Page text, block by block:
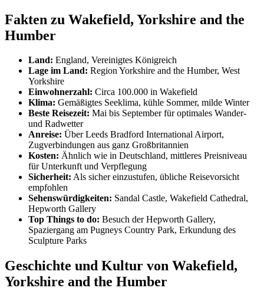
Fakten zu Wakefield, Yorkshire and the
Humber
Land: England, Vereinigtes Königreich
Lage im Land: Region Yorkshire and the Humber, West
Yorkshire
Einwohnerzahl: Circa 100.000 in Wakefield
Klima: Gemäßigtes Seeklima, kühle Sommer, milde Winter
Beste Reisezeit: Mai bis September für optimales Wander-
und Radwetter
Anreise: Über Leeds Bradford International Airport,
Zugverbindungen aus ganz Großbritannien
Kosten: Ähnlich wie in Deutschland, mittleres Preisniveau
für Unterkunft und Verpflegung
Sicherheit: Als sicher einzustufen, übliche Reisevorsicht
empfohlen
Sehenswürdigkeiten: Sandal Castle, Wakefield Cathedral,
Hepworth Gallery
Top Things to do: Besuch der Hepworth Gallery,
Spaziergang am Pugneys Country Park, Erkundung des
Sculpture Parks
Geschichte und Kultur von Wakefield,
Yorkshire and the Humber